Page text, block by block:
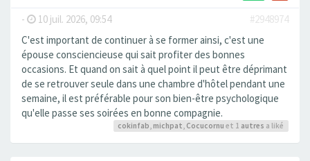
- 10 juil. 2026, 09:54
#2948974
C'est important de continuer à se former ainsi, c'est une
épouse consciencieuse qui sait profiter des bonnes
occasions. Et quand on sait à quel point il peut être déprimant
de se retrouver seule dans une chambre d'hôtel pendant une
semaine, il est préférable pour son bien-être psychologique
qu'elle passe ses soirées en bonne compagnie.
cokinfab michpat Cocucornu et 1 autres a liké